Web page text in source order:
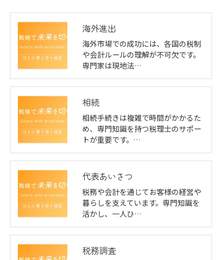
海外進出
海外市場での成功には、各国の税制
や会計ルールの理解が不可欠です。
専門家は現地法…
相続
相続手続きは複雑で時間がかかるた
め、専門知識を持つ税理士のサポー
トが重要です。…
代表あいさつ
税務や会計を通じてお客様の経営や
暮らしを支えています。専門知識を
活かし、一人ひ…
税務調査